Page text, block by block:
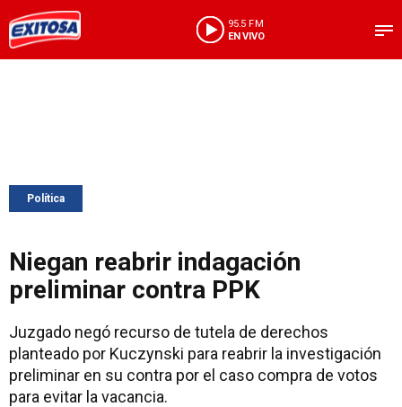
95.5 FM
EN VIVO
Política
Niegan reabrir indagación
preliminar contra PPK
Juzgado negó recurso de tutela de derechos
planteado por Kuczynski para reabrir la investigación
preliminar en su contra por el caso compra de votos
para evitar la vacancia.